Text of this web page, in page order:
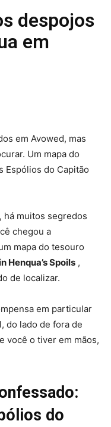
despojos
em
em Avowed, mas
Um mapa do
Espólios do Capitão
há muitos segredos
chegou a
mapa do tesouro
Henqua’s Spoils ,
de localizar.
em particular
do lado de fora de
você o tiver em mãos,
do